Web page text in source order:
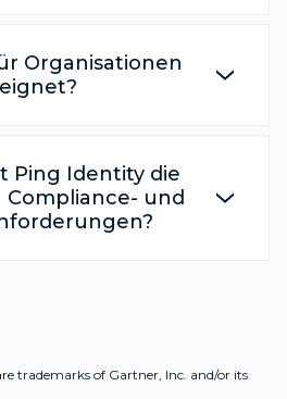
Organisationen
Ping Identity die
und
trademarks of Gartner, Inc. and/or its